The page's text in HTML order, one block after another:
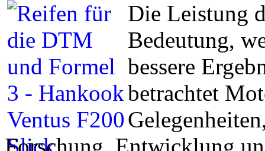
Die Leistung
Bedeutung,
bessere
betrachtet